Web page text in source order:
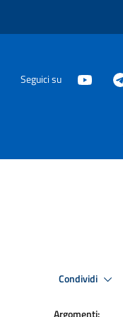
Seguici su
Condividi
Argomenti: